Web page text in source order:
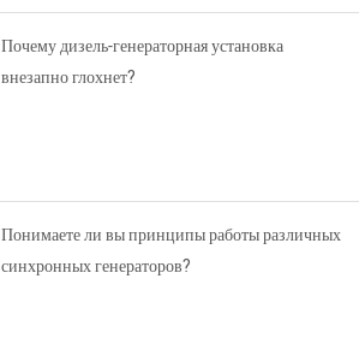
Почему дизель-генераторная установка
внезапно глохнет?
Понимаете ли вы принципы работы различных
синхронных генераторов?